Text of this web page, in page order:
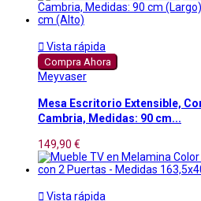
 Vista rápida
Compra Ahora
Meyvaser
Mesa Escritorio Extensible,
Cambria, Medidas: 90 cm...
149,90 €
 Vista rápida